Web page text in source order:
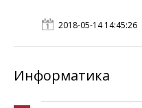
2018-05-14 14:45:26
Информатика